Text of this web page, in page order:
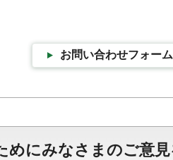
お問い合わせフォーム
めにみなさまのご意